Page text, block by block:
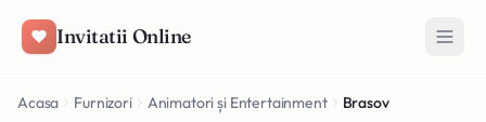
Invitatii Online
Acasa Furnizori Animatori și Entertainment Brasov